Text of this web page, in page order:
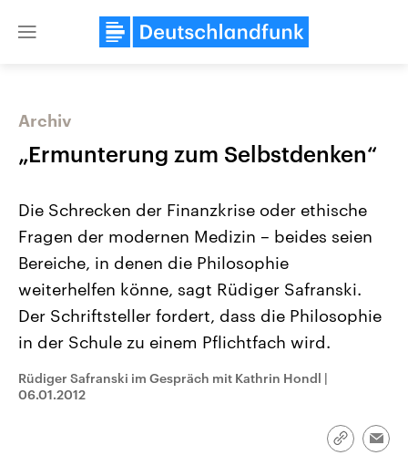
Close
Landtagswahl Sachsen-Anhalt
2026
Alle Informationen
September 2026 einen neuen
Landtag. Seit 2021 wird das
USA
Aktuelle Beiträge,
Hintergründe
gehören die Vereinigten
Archiv
„Ermunterung zum Selbstdenken“
Die Schrecken der Finanzkrise oder ethische
Fragen der modernen Medizin – beides seien
Bereiche, in denen die Philosophie
weiterhelfen könne, sagt Rüdiger Safranski.
Der Schriftsteller fordert, dass die Philosophie
in der Schule zu einem Pflichtfach wird.
Rüdiger Safranski im Gespräch mit Kathrin Hondl |
06.01.2012
Link